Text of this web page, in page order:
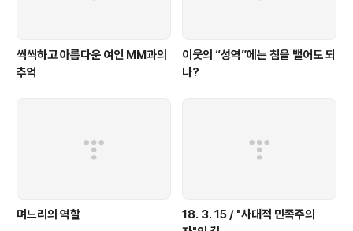
씩씩하고 아름다운 여인 MM과의
추억
이웃의 “성역”에는 침을 뱉어도 되
나?
며느리의 역할
18. 3. 15 / "사대적 민족주의